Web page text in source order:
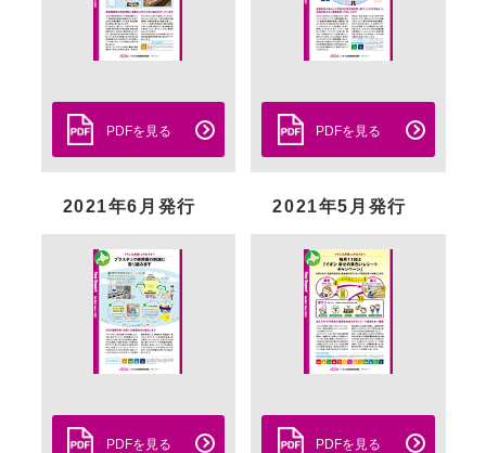
PDFを見る PDFを見る
2021年6月発行
PDFを見る
2021年5月発行
PDFを見る